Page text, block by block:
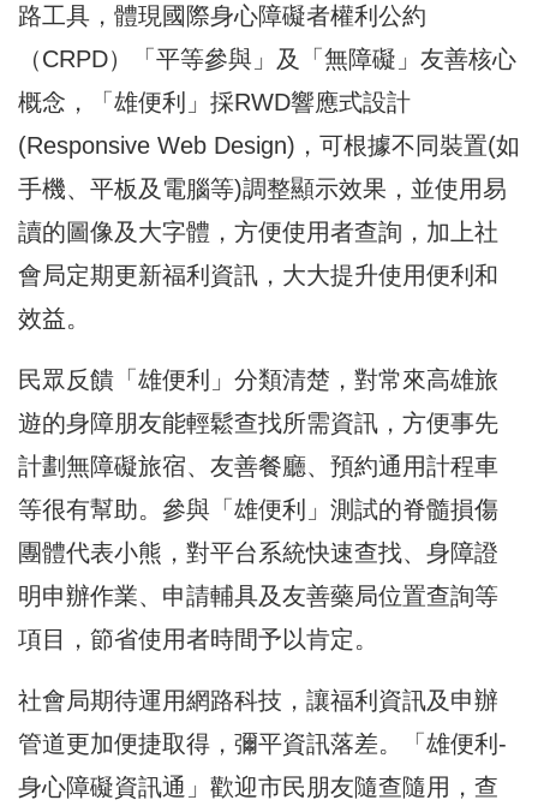
路工具，體現國際身心障礙者權利公約
（CRPD）「平等參與」及「無障礙」友善核心
概念，「雄便利」採RWD響應式設計
(Responsive Web Design)，可根據不同裝置(如
手機、平板及電腦等)調整顯示效果，並使用易
讀的圖像及大字體，方便使用者查詢，加上社
會局定期更新福利資訊，大大提升使用便利和
效益。
民眾反饋「雄便利」分類清楚，對常來高雄旅
遊的身障朋友能輕鬆查找所需資訊，方便事先
計劃無障礙旅宿、友善餐廳、預約通用計程車
等很有幫助。參與「雄便利」測試的脊髓損傷
團體代表小熊，對平台系統快速查找、身障證
明申辦作業、申請輔具及友善藥局位置查詢等
項目，節省使用者時間予以肯定。
社會局期待運用網路科技，讓福利資訊及申辦
管道更加便捷取得，彌平資訊落差。「雄便利-
身心障礙資訊通」歡迎市民朋友隨查隨用，查